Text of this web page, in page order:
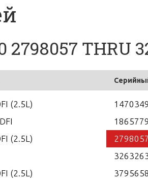
2798057 THRU
(2.5L)
(2.5L)
(2.5L)